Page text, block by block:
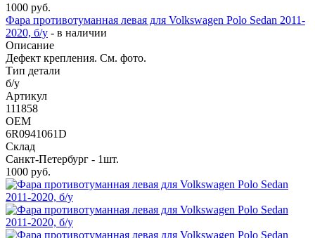
1000 руб.
Фара противотуманная левая для Volkswagen Polo Sedan 2011-
2020, б/у - в наличии
Описание
Дефект крепления. См. фото.
Тип детали
б/у
Артикул
111858
OEM
6R0941061D
Склад
Санкт-Петербург - 1шт.
1000 руб.